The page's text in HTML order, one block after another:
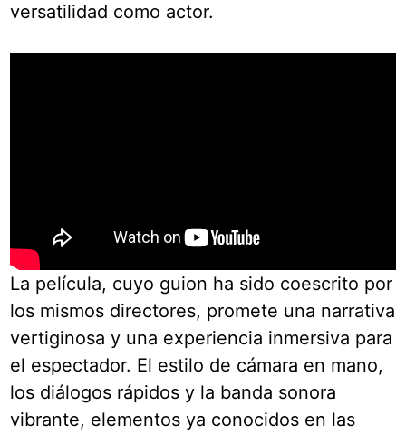
versatilidad como actor.
La película, cuyo guion ha sido coescrito por
los mismos directores, promete una narrativa
vertiginosa y una experiencia inmersiva para
el espectador. El estilo de cámara en mano,
los diálogos rápidos y la banda sonora
vibrante, elementos ya conocidos en las